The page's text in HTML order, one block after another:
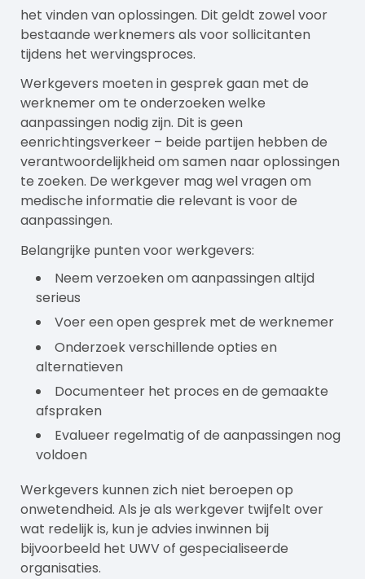
het vinden van oplossingen. Dit geldt zowel voor
bestaande werknemers als voor sollicitanten
tijdens het wervingsproces.
Werkgevers moeten in gesprek gaan met de
werknemer om te onderzoeken welke
aanpassingen nodig zijn. Dit is geen
eenrichtingsverkeer – beide partijen hebben de
verantwoordelijkheid om samen naar oplossingen
te zoeken. De werkgever mag wel vragen om
medische informatie die relevant is voor de
aanpassingen.
Belangrijke punten voor werkgevers:
Neem verzoeken om aanpassingen altijd
serieus
Voer een open gesprek met de werknemer
Onderzoek verschillende opties en
alternatieven
Documenteer het proces en de gemaakte
afspraken
Evalueer regelmatig of de aanpassingen nog
voldoen
Werkgevers kunnen zich niet beroepen op
onwetendheid. Als je als werkgever twijfelt over
wat redelijk is, kun je advies inwinnen bij
bijvoorbeeld het UWV of gespecialiseerde
organisaties.